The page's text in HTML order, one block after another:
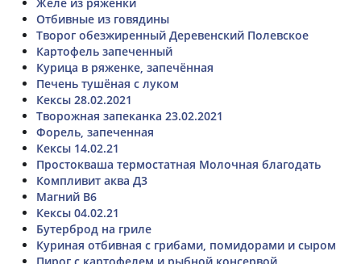
Отбивные из говядины
Творог обезжиренный Деревенский Полевское
Картофель запеченный
Курица в ряженке, запечённая
Печень тушёная с луком
Кексы 28.02.2021
Творожная запеканка 23.02.2021
Форель, запеченная
Кексы 14.02.21
Простокваша термостатная Молочная благодать
Компливит аква Д3
Магний В6
Кексы 04.02.21
Бутерброд на гриле
Куриная отбивная с грибами, помидорами и сыром